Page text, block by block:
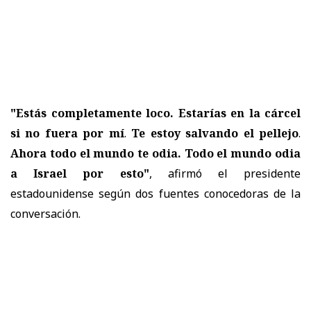
"Estás completamente loco. Estarías en la cárcel
si no fuera por mí. Te estoy salvando el pellejo.
Ahora todo el mundo te odia. Todo el mundo odia
a Israel por esto", afirmó el presidente
estadounidense según dos fuentes conocedoras de la
conversación.